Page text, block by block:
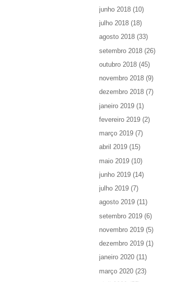
junho 2018 (10)
julho 2018 (18)
agosto 2018 (33)
setembro 2018 (26)
outubro 2018 (45)
novembro 2018 (9)
dezembro 2018 (7)
janeiro 2019 (1)
fevereiro 2019 (2)
março 2019 (7)
abril 2019 (15)
maio 2019 (10)
junho 2019 (14)
julho 2019 (7)
agosto 2019 (11)
setembro 2019 (6)
novembro 2019 (5)
dezembro 2019 (1)
janeiro 2020 (11)
março 2020 (23)